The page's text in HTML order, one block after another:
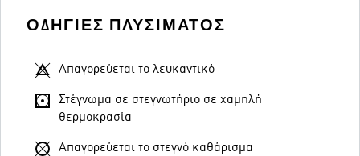
ΟΔΗΓΊΕΣ ΠΛΥΣΊΜΑΤΟΣ
Απαγορεύεται το λευκαντικό
Στέγνωμα σε στεγνωτήριο σε χαμηλή
θερμοκρασία
Απαγορεύεται το στεγνό καθάρισμα